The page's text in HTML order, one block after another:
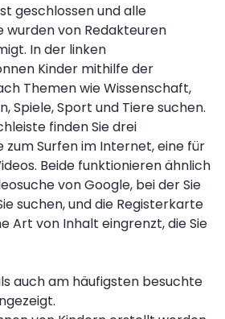
geschlossen und alle
von Redakteuren
In der linken
Kinder mithilfe der
Themen wie Wissenschaft,
Spiele, Sport und Tiere suchen.
finden Sie drei
zum Surfen im Internet, eine für
Beide funktionieren ähnlich
von Google, bei der Sie
suchen, und die Registerkarte
Art von Inhalt eingrenzt, die Sie
auch am häufigsten besuchte